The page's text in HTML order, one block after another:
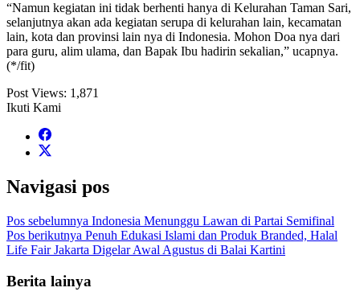
“Namun kegiatan ini tidak berhenti hanya di Kelurahan Taman Sari,
selanjutnya akan ada kegiatan serupa di kelurahan lain, kecamatan
lain, kota dan provinsi lain nya di Indonesia. Mohon Doa nya dari
para guru, alim ulama, dan Bapak Ibu hadirin sekalian,” ucapnya.
(*/fit)
Post Views: 1,871
Ikuti Kami
Navigasi pos
Pos sebelumnya Indonesia Menunggu Lawan di Partai Semifinal
Pos berikutnya Penuh Edukasi Islami dan Produk Branded, Halal
Life Fair Jakarta Digelar Awal Agustus di Balai Kartini
Berita lainya